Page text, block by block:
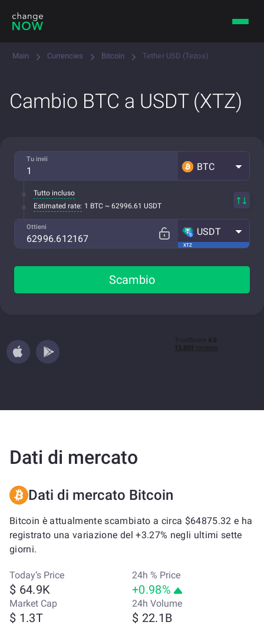
Main Currencies Bitcoin Tether USD (Tezos)
Cambio BTC a USDT (XTZ)
Tu invii
BTC
Tutto incluso
Estimated rate: 1 BTC ~ 62996.61 USDT
Ottieni
XTZ
USDT
Scambio
Dati di mercato
Dati di mercato Bitcoin
Bitcoin è attualmente scambiato a circa $64875.32 e ha
registrato una variazione del +3.27% negli ultimi sette
giorni.
Today’s Price
$ 64.9K
24h % Price
+0.98%
Market Cap
$ 1.3T
24h Volume
$ 22.1B